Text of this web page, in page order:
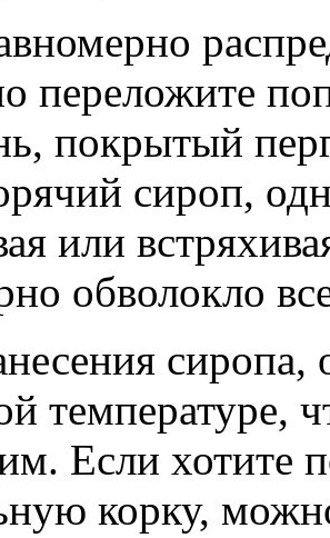
переложите
покрытый
сироп,
или
обволокло
сиропа,
температуре,
Если хотите
корку,